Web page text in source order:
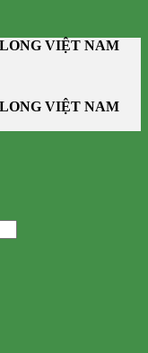
VIỆT NAM
VIỆT NAM